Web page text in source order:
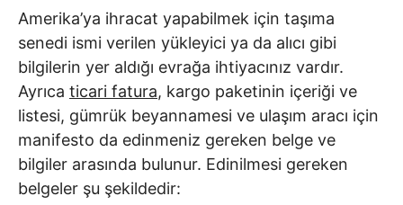
Amerika’ya ihracat yapabilmek için taşıma
senedi ismi verilen yükleyici ya da alıcı gibi
bilgilerin yer aldığı evrağa ihtiyacınız vardır.
Ayrıca ticari fatura, kargo paketinin içeriği ve
listesi, gümrük beyannamesi ve ulaşım aracı için
manifesto da edinmeniz gereken belge ve
bilgiler arasında bulunur. Edinilmesi gereken
belgeler şu şekildedir: